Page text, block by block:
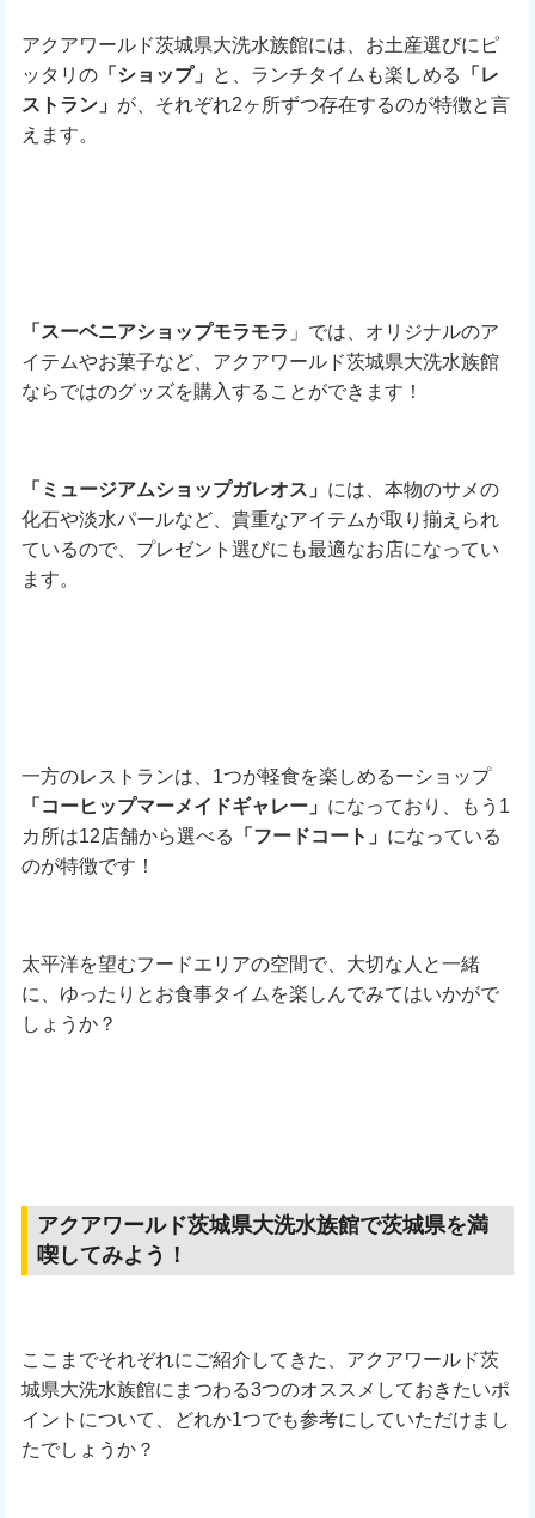
アクアワールド茨城県大洗水族館には、お土産選びにピ
ッタリの「ショップ」 と、ランチタイムも楽しめる 「レ
ストラン」 が、それぞれ2ヶ所ずつ存在するのが特徴と言
えます。
「スーベニアショップモラモラ 」では、オリジナルのア
イテムやお菓子など、アクアワールド茨城県大洗水族館
ならではのグッズを購入することができます！
「ミュージアムショップガレオス」 には、本物のサメの
化石や淡水パールなど、貴重なアイテムが取り揃えられ
ているので、プレゼント選びにも最適なお店になってい
ます。
一方のレストランは、1つが軽食を楽しめるーショップ
「コーヒップマーメイドギャレー」 になっており、もう1
カ所は12店舗から選べる 「フードコート」 になっている
のが特徴です！
太平洋を望むフードエリアの空間で、大切な人と一緒
に、ゆったりとお食事タイムを楽しんでみてはいかがで
しょうか？
アクアワールド茨城県大洗水族館で茨城県を満
喫してみよう！
ここまでそれぞれにご紹介してきた、アクアワールド茨
城県大洗水族館にまつわる3つのオススメしておきたいポ
イントについて、どれか1つでも参考にしていただけまし
たでしょうか？